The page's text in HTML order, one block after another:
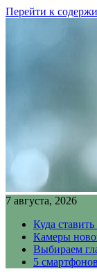
Перейти к
7 августа, 2026
Куда
Камеры
Выбираем
5